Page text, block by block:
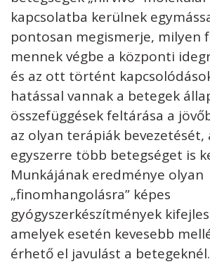
kapcsolatba kerülnek
pontosan megismerje, milyen
mennek végbe a központi
és az ott történt
hatással vannak a betegek
összefüggések feltárása a
az olyan terápiák bevezetését,
egyszerre több betegséget is
Munkájának eredménye olyan
„finomhangolásra” képes
gyógyszerkészítmények
amelyek esetén kevesebb
érhető el javulást a betegeknél.